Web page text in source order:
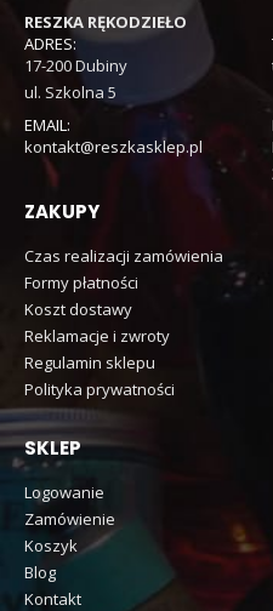
RESZKA RĘKODZIEŁO
ADRES:
17-200 Dubiny
ul. Szkolna 5
EMAIL:
kontakt@reszkasklep.pl
ZAKUPY
Czas realizacji zamówienia
Formy płatności
Koszt dostawy
Reklamacje i zwroty
Regulamin sklepu
Polityka prywatności
SKLEP
Logowanie
Zamówienie
Koszyk
Blog
Kontakt